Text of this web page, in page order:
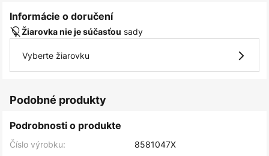
Informácie o doručení
Žiarovka nie je súčasťou sady
Vyberte žiarovku
Podobné produkty
Podrobnosti o produkte
Číslo výrobku: 8581047X